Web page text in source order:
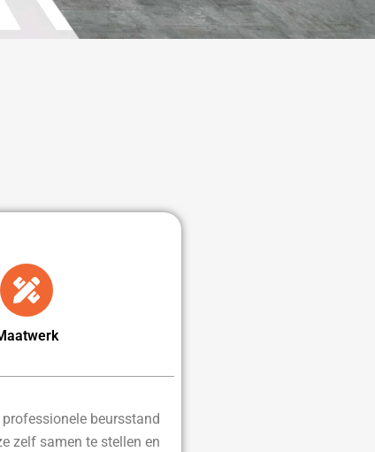
beursstand
zelf samen te stellen en